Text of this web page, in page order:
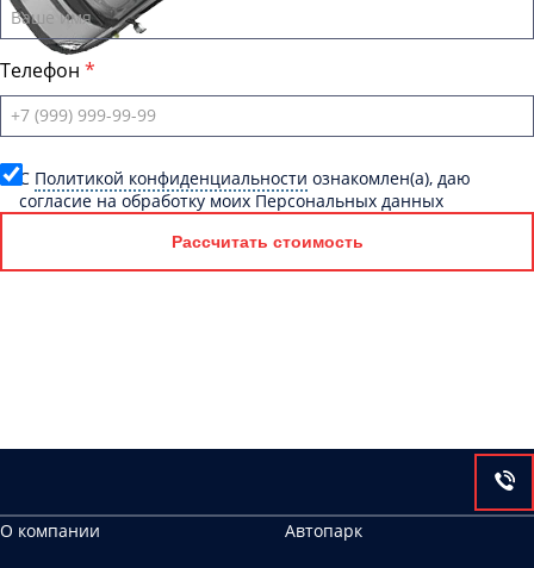
Телефон
C Политикой конфиденциальности ознакомлен(а), даю
согласие на обработку моих Персональных данных
Рассчитать стоимость
О компании
Автопарк